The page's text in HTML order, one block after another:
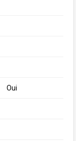
Oui